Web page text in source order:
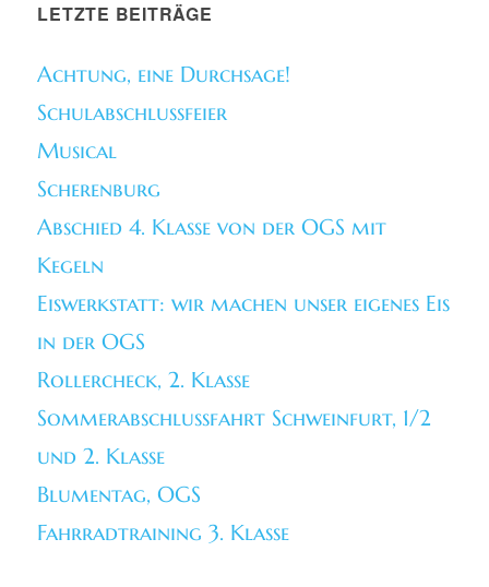
LETZTE BEITRÄGE
Achtung, eine Durchsage!
Schulabschlussfeier
Musical
Scherenburg
Abschied 4. Klasse von der OGS mit
Kegeln
Eiswerkstatt: wir machen unser eigenes Eis
in der OGS
Rollercheck, 2. Klasse
Sommerabschlussfahrt Schweinfurt, 1/2
und 2. Klasse
Blumentag, OGS
Fahrradtraining 3. Klasse